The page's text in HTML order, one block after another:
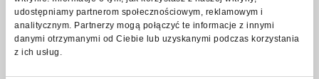
udostępniamy partnerom społecznościowym, reklamowym i
analitycznym. Partnerzy mogą połączyć te informacje z innymi
danymi otrzymanymi od Ciebie lub uzyskanymi podczas korzystania
z ich usług.
Anschluss Nr. 2
5-pin DMX IP65
Physikalische Parameter
IP-Schutzstufe
IP65